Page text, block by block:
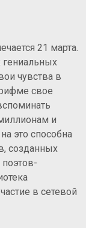
21 марта.
гениальных
чувства в
свое
и
это способна
созданных
в сетевой